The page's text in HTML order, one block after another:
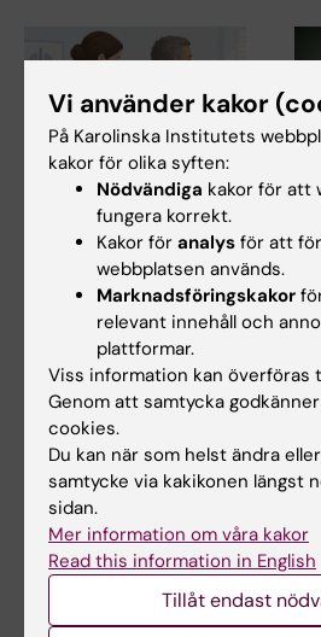
4 maj 2026
Svår astma kopplas
till ökad dödlighet
Personer med svår astma har
nästan dubbelt så hög risk att
dö i förtid…
Vi använder kakor
På Karolinska Institutets
kakor för olika syften:
Nödvändiga kakor för att
fungera korrekt.
Kakor för analys för att
webbplatsen används.
Marknadsföringskakor
relevant innehåll och
plattformar.
Viss information kan överföras
Genom att samtycka
cookies.
Du kan när som helst ändra
samtycke via kakikonen längst
sidan.
Mer information om våra kakor
Read this information in English
Tillåt endast